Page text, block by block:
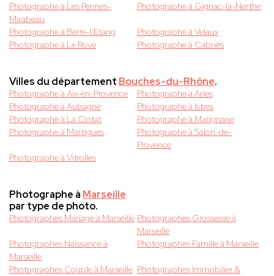
Photographe à Les Pennes-
Mirabeau
Photographe à Gignac-la-Nerthe
Photographe à Berre-l'Etang
Photographe à Velaux
Photographe à Le Rove
Photographe à Cabries
Villes du département Bouches-du-Rhône.
Photographe à Aix-en-Provence
Photographe à Arles
Photographe à Aubagne
Photographe à Istres
Photographe à La Ciotat
Photographe à Marignane
Photographe à Martigues
Photographe à Salon-de-
Provence
Photographe à Vitrolles
Photographe à Marseille
par type de photo.
Photographes Mariage à Marseille Photographes Grossesse à
Marseille
Photographes Naissance à
Marseille
Photographes Famille à Marseille
Photographes Couple à Marseille Photographes Immobilier &